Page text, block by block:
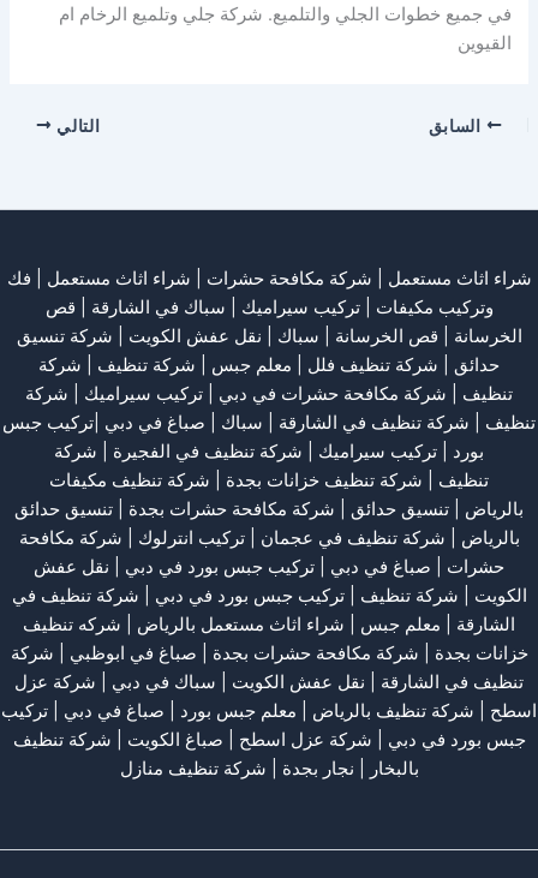
في جميع خطوات الجلي والتلميع. شركة جلي وتلميع الرخام ام
القيوين
السابق التالي
شراء اثاث مستعمل شركة مكافحة حشرات شراء اثاث مستعمل
فك
وتركيب مكيفات | تركيب سيراميك | سباك في الشارقة
قص
الخرسانة | قص الخرسانة | سباك نقل عفش الكويت
شركة تنسيق
حدائق
شركة تنظيف فلل معلم جبس شركة تنظيف
شركة
تنظيف
شركة مكافحة حشرات في دبي تركيب سيراميك
شركة
تنظيف
شركة تنظيف في الشارقة | سباك | صباغ في دبي |تركيب جبس
بورد | تركيب سيراميك شركة تنظيف في الفجيرة
شركة
تنظيف
شركة تنظيف خزانات بجدة
شركة تنظيف مكيفات
بالرياض
تنسيق حدائق شركة مكافحة حشرات بجدة
تنسيق حدائق
بالرياض
شركة تنظيف في عجمان | تركيب انترلوك | شركة مكافحة
حشرات
صباغ في دبي تركيب جبس بورد في دبي
نقل عفش
الكويت
شركة تنظيف |تركيب جبس بورد في دبي
شركة تنظيف في
الشارقة
معلم جبس شراء اثاث مستعمل بالرياض
شركه تنظيف
خزانات بجدة
شركة مكافحة حشرات بجدة صباغ في ابوظبي
شركة
تنظيف في الشارقة
نقل عفش الكويت | سباك في دبي | شركة عزل
اسطح
شركة تنظيف بالرياض معلم جبس بورد صباغ في دبي
تركيب
جبس بورد في دبي
شركة عزل اسطح صباغ الكويت
شركة تنظيف
بالبخار
نجار بجدة شركة تنظيف منازل